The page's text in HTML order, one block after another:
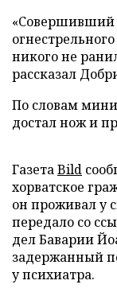
«Совершивший
никого не
рассказал
По словам
достал нож и
ГазетаBild
хорватское
он проживал у
передало со
дел Баварии
задержанный
у психиатра.